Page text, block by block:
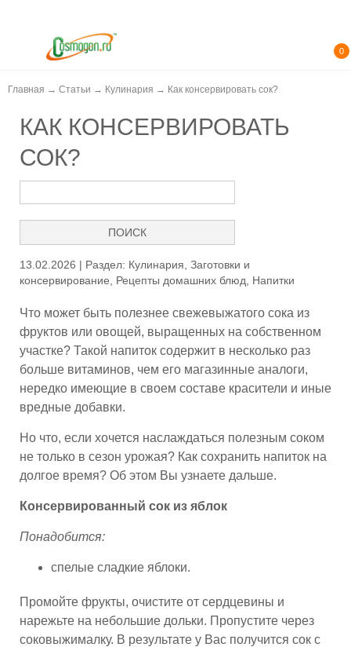
0
Главная → Статьи → Кулинария → Как консервировать сок?
КАК КОНСЕРВИРОВАТЬ
СОК?
13.02.2026 | Раздел: Кулинария Заготовки и
консервирование
Рецепты домашних блюд Напитки
Что может быть полезнее свежевыжатого сока из
фруктов или овощей, выращенных на собственном
участке? Такой напиток содержит в несколько раз
больше витаминов, чем его магазинные аналоги,
нередко имеющие в своем составе красители и иные
вредные добавки.
Но что, если хочется наслаждаться полезным соком
не только в сезон урожая? Как сохранить напиток на
долгое время? Об этом Вы узнаете дальше.
Консервированный сок из яблок
Понадобится:
спелые сладкие яблоки.
Промойте фрукты, очистите от сердцевины и
нарежьте на небольшие дольки. Пропустите через
соковыжималку. В результате у Вас получится сок с